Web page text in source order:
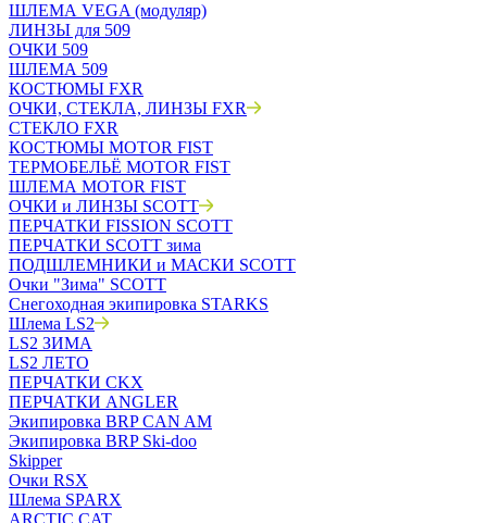
ШЛЕМА VEGA (модуляр)
ЛИНЗЫ для 509
ОЧКИ 509
ШЛЕМА 509
КОСТЮМЫ FXR
ОЧКИ, СТЕКЛА, ЛИНЗЫ FXR
СТЕКЛО FXR
КОСТЮМЫ MOTOR FIST
ТЕРМОБЕЛЬЁ MOTOR FIST
ШЛЕМА MOTOR FIST
ОЧКИ и ЛИНЗЫ SCOTT
ПЕРЧАТКИ FISSION SCOTT
ПЕРЧАТКИ SCOTT зима
ПОДШЛЕМНИКИ и МАСКИ SCOTT
Очки "Зима" SCOTT
Снегоходная экипировка STARKS
Шлема LS2
LS2 ЗИМА
LS2 ЛЕТО
ПЕРЧАТКИ CKX
ПЕРЧАТКИ ANGLER
Экипировка BRP CAN AM
Экипировка BRP Ski-doo
Skipper
Очки RSX
Шлема SPARX
ARCTIC CAT